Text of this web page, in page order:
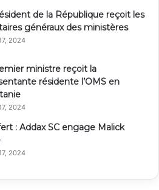
de la République reçoit les
généraux des ministères
2024
ministre reçoit la
résidente l’OMS en
2024
: Addax SC engage Malick
2024